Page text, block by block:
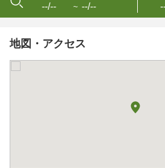
--/-- 〜 --/--
地図・アクセス